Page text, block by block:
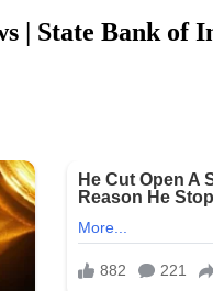
| State Bank